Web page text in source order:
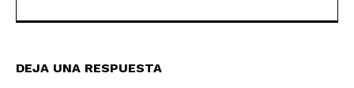
DEJA UNA RESPUESTA